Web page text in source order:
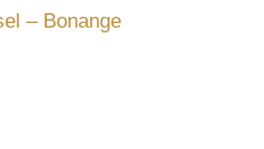
– Bonange